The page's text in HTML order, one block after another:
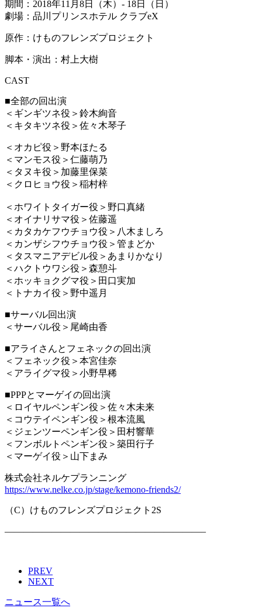
期間：2018年11月8日（木）- 18日（日）
劇場： 品川プリンスホテル クラブeX
原作：けものフレンズプロジェクト
脚本・演出： 村上大樹
CAST
■全部の回出演
＜ギンギツネ役 ＞鈴木絢音
＜キタキツネ役 ＞佐々木琴子
＜オカピ役＞野本ほたる
＜マンモス役＞仁藤萌乃
＜タヌキ役＞加藤里保菜
＜クロヒョウ役＞稲村梓
＜ホワイトタイガー役＞野口真緒
＜オイナリサマ役 ＞佐藤遥
＜カタカケフウチョウ役 ＞八木ましろ
＜カンザシフウチョウ役 ＞管まどか
＜タスマニアデビル役 ＞あまりかなり
＜ハクトウワシ役 ＞森憩斗
＜ホッキョクグマ役 ＞田口実加
＜トナカイ役 ＞野中遥月
■サーバル回出演
＜サーバル役＞尾崎由香
■アライさんとフェネックの回出演
＜フェネック役＞本宮佳奈
＜アライグマ役＞小野早稀
■PPPとマーゲイの回出演
＜ロイヤルペンギン役＞佐々木未来
＜コウテイペンギン役＞根本流風
＜ジェンツーペンギン役＞田村響華
＜フンボルトペンギン役＞築田行子
＜マーゲイ役＞山下まみ
株式会社ネルケプランニング
https://www.nelke.co.jp/stage/kemono-friends2/
（C）けものフレンズプロジェクト2S
—————————————————————–
PREV
NEXT
ニュース一覧へ